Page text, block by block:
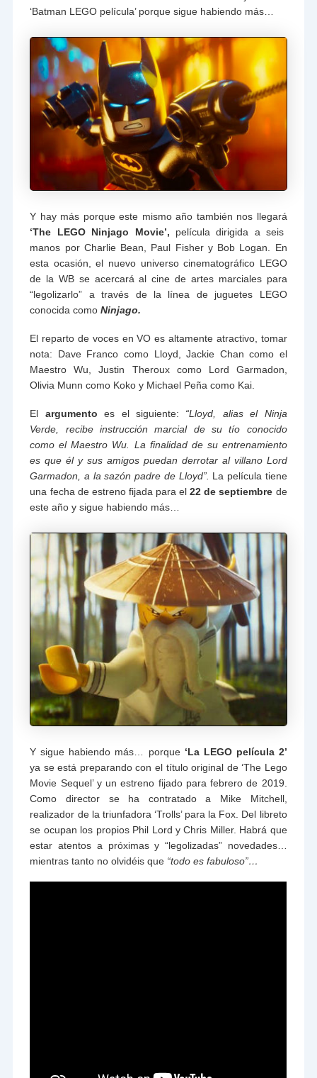
‘Batman LEGO película’ porque sigue habiendo más…
Y hay más porque este mismo año también nos llegará
‘The LEGO Ninjago Movie’, película dirigida a seis
manos por Charlie Bean, Paul Fisher y Bob Logan. En
esta ocasión, el nuevo universo cinematográfico LEGO
de la WB se acercará al cine de artes marciales para
“legolizarlo” a través de la línea de juguetes LEGO
conocida como Ninjago.
El reparto de voces en VO es altamente atractivo, tomar
nota: Dave Franco como Lloyd, Jackie Chan como el
Maestro Wu, Justin Theroux como Lord Garmadon,
Olivia Munn como Koko y Michael Peña como Kai.
El argumento es el siguiente: “Lloyd, alias el Ninja
Verde, recibe instrucción marcial de su tío conocido
como el Maestro Wu. La finalidad de su entrenamiento
es que él y sus amigos puedan derrotar al villano Lord
Garmadon, a la sazón padre de Lloyd”. La película tiene
una fecha de estreno fijada para el22 de septiembre de
este año y sigue habiendo más…
Y sigue habiendo más… porque‘La LEGO película 2’
ya se está preparando con el título original de ‘The Lego
Movie Sequel’ y un estreno fijado para febrero de 2019.
Como director se ha contratado a Mike Mitchell,
realizador de la triunfadora ‘Trolls’ para la Fox. Del libreto
se ocupan los propios Phil Lord y Chris Miller. Habrá que
estar atentos a próximas y “legolizadas” novedades…
mientras tanto no olvidéis que “todo es fabuloso”…